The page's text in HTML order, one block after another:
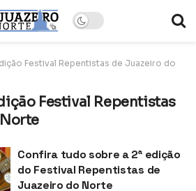
Festival Repentistas de Juazeiro do
Festival Repentistas
Confira tudo sobre a 2ª edição
do Festival Repentistas de
Juazeiro do Norte